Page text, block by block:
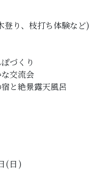
登り、枝打ち体験など)
づくり
交流会
と絶景露天風呂
(日)